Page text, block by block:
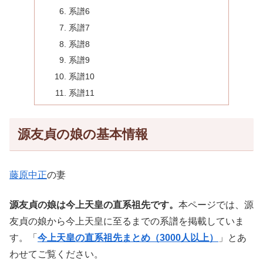
系譜6
系譜7
系譜8
系譜9
系譜10
系譜11
源友貞の娘の基本情報
藤原中正の妻
源友貞の娘は今上天皇の直系祖先です。 本ページでは、源
友貞の娘から今上天皇に至るまでの系譜を掲載していま
す。「 今上天皇の直系祖先まとめ（3000人以上）
」とあ
わせてご覧ください。